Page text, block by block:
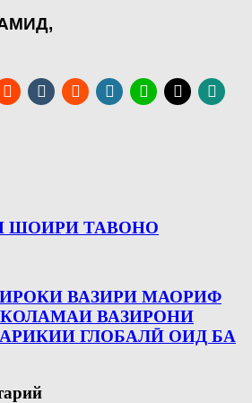
ШОИРИ ТАВОНО
ВАЗИРИ МАОРИФ
ВАЗИРОНИ
ГЛОБАЛӢ ОИД БА